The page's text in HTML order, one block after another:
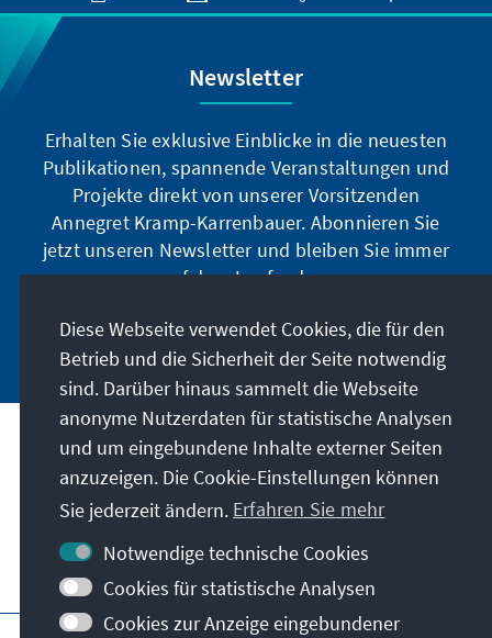
Newsletter
Erhalten Sie exklusive Einblicke in die neuesten
Publikationen, spannende Veranstaltungen und
Projekte direkt von unserer Vorsitzenden
Annegret Kramp-Karrenbauer. Abonnieren Sie
jetzt unseren Newsletter und bleiben Sie immer
auf dem Laufenden.
Jetzt abonnieren
Unser Auftrag
Kontakt
Weitere Angebote der Stiftung
Diese Webseite verwendet Cookies, die für den
Betrieb und die Sicherheit der Seite notwendig
sind. Darüber hinaus sammelt die Webseite
anonyme Nutzerdaten für statistische Analysen
und um eingebundene Inhalte externer Seiten
anzuzeigen. Die Cookie-Einstellungen können
Sie jederzeit ändern. Erfahren Sie mehr
Notwendige technische Cookies
Cookies für statistische Analysen
Cookies zur Anzeige eingebundener